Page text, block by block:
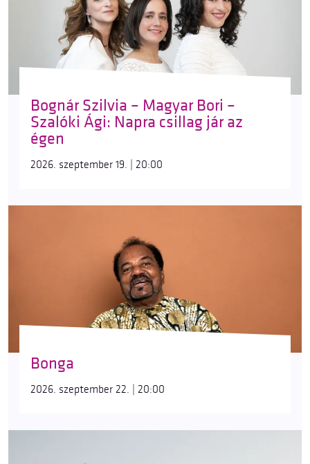
Bognár Szilvia – Magyar Bori –
Szalóki Ági: Napra csillag jár az
égen
2026. szeptember 19. | 20:00
Bonga
2026. szeptember 22. | 20:00